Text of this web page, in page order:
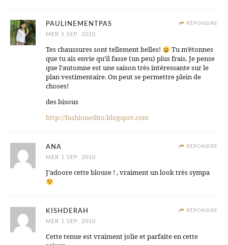
RÉPONDRE
PAULINEMENTPAS
MER 1 SEP, 2010
Tes chaussures sont tellement belles!
Tu m’étonnes
que tu ais envie qu’il fasse (un peu) plus frais. Je pense
que l’automne est une saison très intéressante sur le
plan vestimentaire. On peut se permettre plein de
choses!
des bisous
http://fashionedito.blogspot.com
RÉPONDRE
ANA
MER 1 SEP, 2010
J’adoore cette blouse ! , vraiment un look très sympa
RÉPONDRE
KISHDERAH
MER 1 SEP, 2010
Cette tenue est vraiment jolie et parfaite en cette